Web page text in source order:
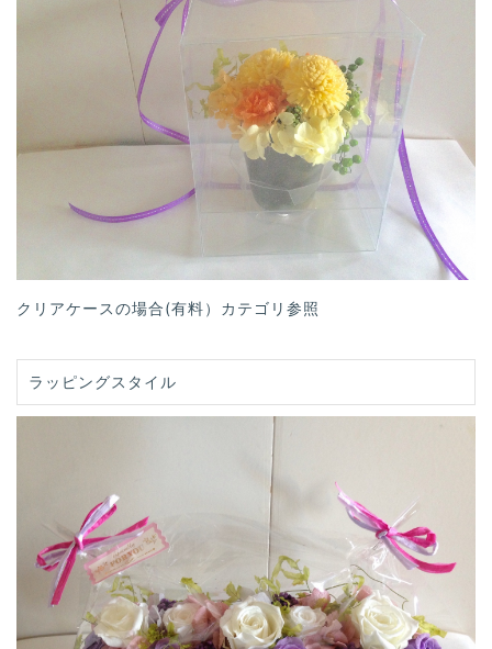
クリアケースの場合(有料）カテゴリ参照
ラッピングスタイル